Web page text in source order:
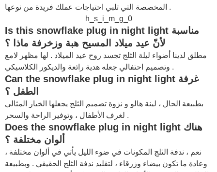
المخصصة التي تلبي احتياجات عملك فريدة من نوعها .
h_s_i_m_g_0
Is this snowflake plug in night light
لأنّ عيد ميلاد المسيح هبة وزخرفة ماذا ؟
مطلق لدينا أضواء ليلة الثلج تجسد روح عيد الميلاد . لها مظهر لامع
وتصميم احتفالي جعله هدية رائعة والديكور الكلاسيكي .
Can the snowflake plug in night light
الطفل ؟
بطبيعة الحال ، لينة هالو و نزوة تصميم الثلج يجعلها الخيار المثالي
لغرف الأطفال ، وتوفير الراحة والسحر .
Does the snowflake plug in night light
ألوان مختلفة ؟
نعم ، ندفة الثلج المكونات في ضوء الليل يأتي في ألوان مختلفة ،
وعادة ما تكون بيضاء وزرقاء ، لتقليد ندفة الثلج الحقيقي . وبطبيعة